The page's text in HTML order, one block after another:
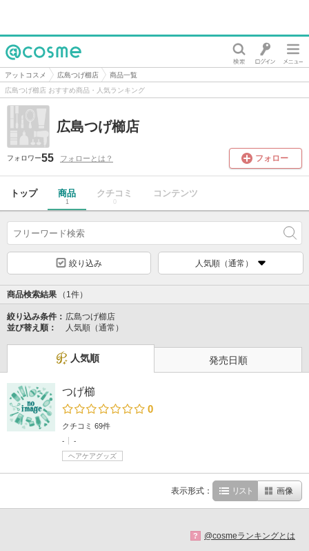
@cosme
アットコスメ 広島つげ櫛店
商品一覧
広島つげ櫛店 おすすめ商品・人気ランキング
広島つげ櫛店
フォロワー55 フォローとは？ フォロー
トップ 商品
1
クチコミ
0
コンテンツ
絞り込み 人気順（通常）
商品検索結果 （1件）
絞り込み条件： 広島つげ櫛店
並び替え順：
人気順（通常）
人気順 発売日順
つげ櫛
0
クチコミ 69件
-
-
ヘアケアグッズ
表示形式： リスト 画像
? @cosmeランキングとは